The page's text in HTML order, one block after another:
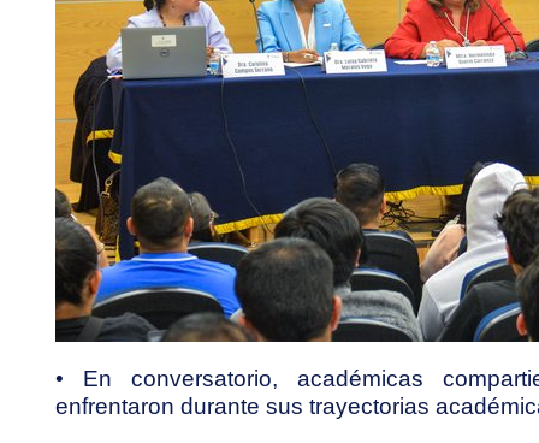
• En conversatorio, académicas
enfrentaron durante sus trayectorias